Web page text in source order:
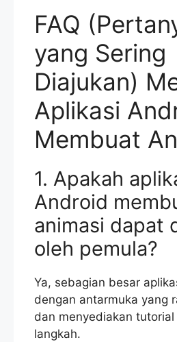
FAQ
yang Sering
Diajukan)
Aplikasi
Membuat
1. Apakah
Android
animasi dapat
oleh pemula?
Ya, sebagian besar
dengan antarmuka yang
dan menyediakan
langkah.